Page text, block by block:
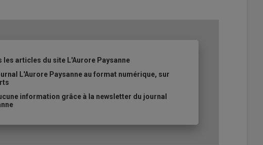
les articles du site L'Aurore Paysanne
L'Aurore Paysanne au format numérique, sur
information grâce à la newsletter du journal